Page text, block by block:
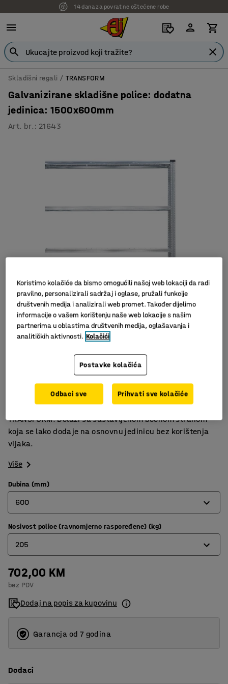
14 dana za povrat ne oštećene robe
7 godina garancije
Skladišni regali TRANSFORM
Galvanizirane skladišne police: dodatna
jedinica: 1500x600mm
Art. br. : 21643
Nisu potrebni vijci
Dodatni prostor za spremanje
Dodatna jedinica s podesivim policama za regal
TRANSFORM. Dolazi sa sastavljenom bočnom stranom
koja se lako dodaje na osnovnu jedinicu bez korištenja
vijaka.
Više
Dubina (mm)
600
320
400
500
600
800
Nosivost police (ravnomjerno raspoređene) (kg)
205
180
205
702,00 KM
bez PDV
Dodaj na popis za kupovinu
Garancja od 7 godina
Dodaci
Koristimo kolačiće da bismo omogućili našoj web lokaciji da radi
pravilno, personalizirali sadržaj i oglase, pružali funkcije
društvenih medija i analizirali web promet. Također dijelimo
informacije o vašem korištenju naše web lokacije s našim
partnerima u oblastima društvenih medija, oglašavanja i
analitičkih aktivnosti. Kolačići
Postavke kolačića
Odbaci sve Prihvati sve kolačiće